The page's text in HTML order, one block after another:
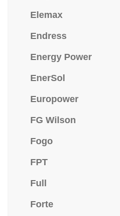
Elemax
Endress
Energy Power
EnerSol
Europower
FG Wilson
Fogo
FPT
Full
Forte